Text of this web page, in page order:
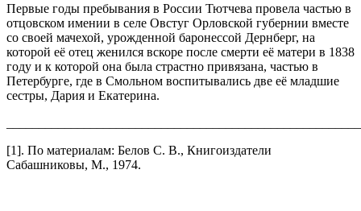
Первые годы пребывания в России Тютчева провела частью в
отцовском имении в селе Овстуг Орловской губернии вместе
со своей мачехой, урожденной баронессой Дернберг, на
которой её отец женился вскоре после смерти её матери в 1838
году и к которой она была страстно привязана, частью в
Петербурге, где в Смольном воспитывались две её младшие
сестры, Дария и Екатерина.
[1]. По материалам: Белов С. В., Книгоиздатели
Сабашниковы, М., 1974.